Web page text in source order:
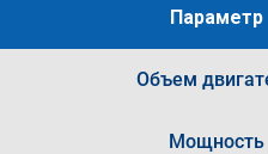
Параметр
Объем
Мощность